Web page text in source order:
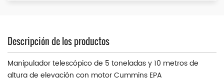
Descripción de los productos
Manipulador telescópico de 5 toneladas y 10 metros de
altura de elevación con motor Cummins EPA